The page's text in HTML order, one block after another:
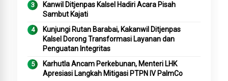
Kanwil Ditjenpas Kalsel Hadiri Acara Pisah
Sambut Kajati
Kunjungi Rutan Barabai, Kakanwil Ditjenpas
Kalsel Dorong Transformasi Layanan dan
Penguatan Integritas
Karhutla Ancam Perkebunan, Menteri LHK
Apresiasi Langkah Mitigasi PTPN IV PalmCo